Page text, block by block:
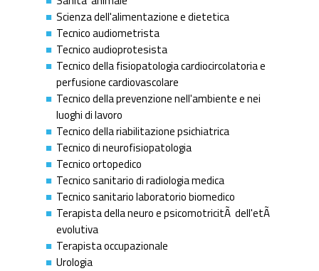
Scienza dell'alimentazione e dietetica
Tecnico audiometrista
Tecnico audioprotesista
Tecnico della fisiopatologia cardiocircolatoria e
perfusione cardiovascolare
Tecnico della prevenzione nell'ambiente e nei
luoghi di lavoro
Tecnico della riabilitazione psichiatrica
Tecnico di neurofisiopatologia
Tecnico ortopedico
Tecnico sanitario di radiologia medica
Tecnico sanitario laboratorio biomedico
Terapista della neuro e psicomotricitÃ dell'etÃ
evolutiva
Terapista occupazionale
Urologia